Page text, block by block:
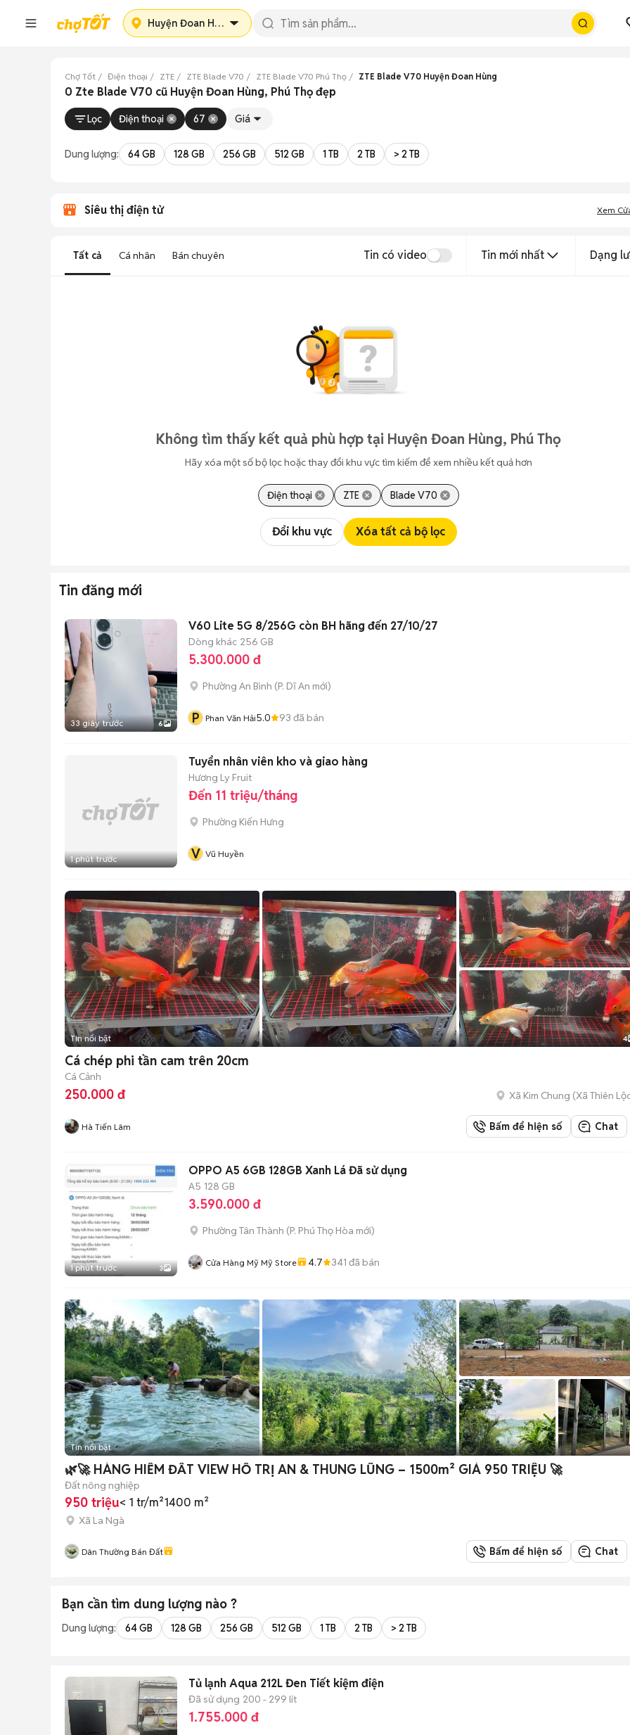
Huyện Đoan Hùng
Chợ Tốt Điện thoại ZTE ZTE Blade V70 ZTE Blade V70 Phú Thọ ZTE Blade V70 Huyện Đoan Hùng
0 Zte Blade V70 cũ Huyện Đoan Hùng, Phú Thọ đẹp
Lọc Điện thoại 67 Giá
Dung lượng: 64 GB 128 GB 256 GB 512 GB 1 TB 2 TB > 2 TB
Siêu thị điện tử Xem
Tất cả Cá nhân Bán chuyên Tin có video Tin mới nhất Dạng
Không tìm thấy kết quả phù hợp tại Huyện Đoan Hùng, Phú Thọ
Hãy xóa một số bộ lọc hoặc thay đổi khu vực tìm kiếm để xem nhiều kết quả hơn
Điện thoại ZTE Blade V70
Đổi khu vực Xóa tất cả bộ lọc
Tin đăng mới
33 giây trước 6
V60 Lite 5G 8/256G còn BH hãng đến 27/10/27
Dòng khác 256 GB
5.300.000 đ
Phường An Bình (P. Dĩ An mới)
P Phan Văn Hải5.0 93 đã bán
1 phút trước
Tuyển nhân viên kho và giao hàng
Hương Ly Fruit
Đến 11 triệu/tháng
Phường Kiến Hưng
V Vũ Huyền
Tin nổi bật 4
Cá chép phi tần cam trên 20cm
Cá Cảnh
250.000 đ Xã Kim Chung (Xã Thiên
Hà Tiến Lâm Bấm để hiện số Chat
1 phút trước 3
OPPO A5 6GB 128GB Xanh Lá Đã sử dụng
A5 128 GB
3.590.000 đ
Phường Tân Thành (P. Phú Thọ Hòa mới)
Cửa Hàng Mỹ Mỹ Store 4.7 341 đã bán
Tin nổi bật
🌿🚀 HÀNG HIẾM ĐẤT VIEW HỒ TRỊ AN & THUNG LŨNG – 1500m² GIÁ 950 TRIỆU 🚀
Đất nông nghiệp
950 triệu< 1 tr/m²1400 m²
Xã La Ngà
Dân Thường Bán Đất Bấm để hiện số Chat
Bạn cần tìm dung lượng nào ?
Dung lượng: 64 GB 128 GB 256 GB 512 GB 1 TB 2 TB > 2 TB
Tủ lạnh Aqua 212L Đen Tiết kiệm điện
Đã sử dụng 200 - 299 lít
1.755.000 đ